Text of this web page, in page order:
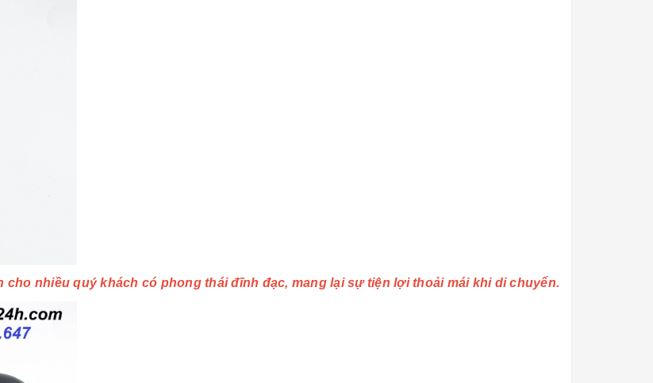
cho nhiều quý khách có phong thái đĩnh đạc, mang lại sự tiện lợi thoải mái khi di chuyển.